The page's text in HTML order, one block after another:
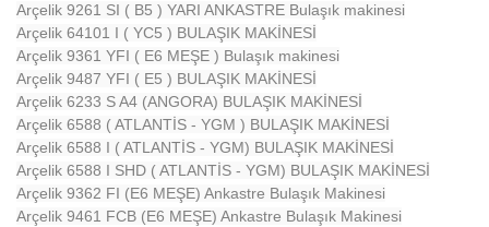
Arçelik 9261 SI ( B5 ) YARI ANKASTRE Bulaşık makinesi
Arçelik 64101 I ( YC5 ) BULAŞIK MAKİNESİ
Arçelik 9361 YFI ( E6 MEŞE ) Bulaşık makinesi
Arçelik 9487 YFI ( E5 ) BULAŞIK MAKİNESİ
Arçelik 6233 S A4 (ANGORA) BULAŞIK MAKİNESİ
Arçelik 6588 ( ATLANTİS - YGM ) BULAŞIK MAKİNESİ
Arçelik 6588 I ( ATLANTİS - YGM) BULAŞIK MAKİNESİ
Arçelik 6588 I SHD ( ATLANTİS - YGM) BULAŞIK MAKİNESİ
Arçelik 9362 FI (E6 MEŞE) Ankastre Bulaşık Makinesi
Arçelik 9461 FCB (E6 MEŞE) Ankastre Bulaşık Makinesi